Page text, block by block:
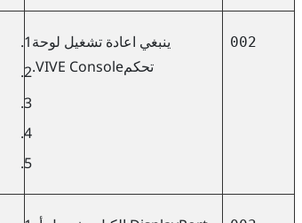
002
ينبغي اعادة تشغيل لوحة
تحكمVIVE Console
.